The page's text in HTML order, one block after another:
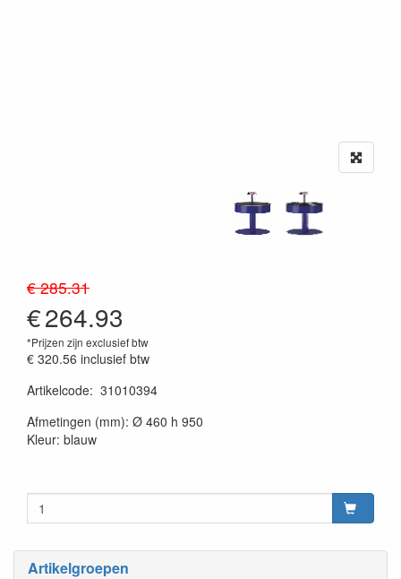
Artikelgroepen
€ 285.31
€264.93
*Prijzen zijn exclusief btw
€ 320.56 inclusief btw
Artikelcode: 31010394
Afmetingen (mm): Ø 460 h 950
Kleur: blauw